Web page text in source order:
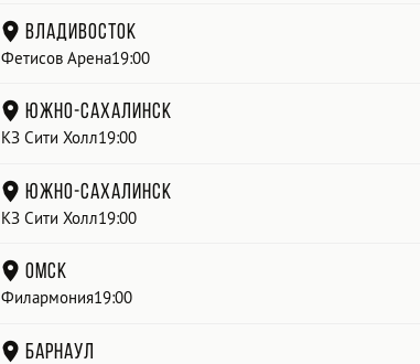
Владивосток
Фетисов Арена19:00
Южно-Сахалинск
КЗ Сити Холл19:00
Южно-Сахалинск
КЗ Сити Холл19:00
Омск
Филармония19:00
Барнаул